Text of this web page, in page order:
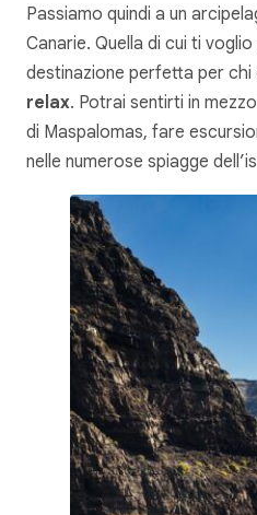
Passiamo quindi a un
Canarie. Quella di cui ti
destinazione perfetta per chi
relax. Potrai sentirti in
di Maspalomas, fare
nelle numerose spiagge